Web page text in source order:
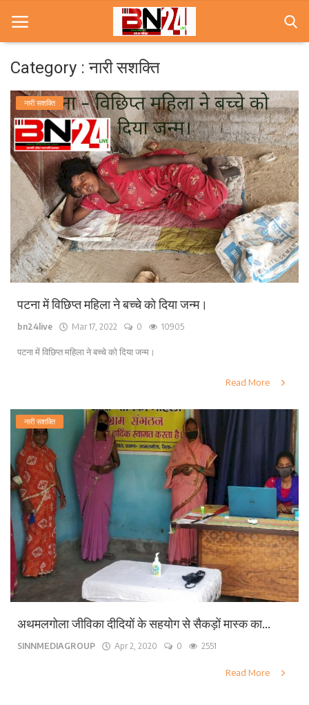
Home
खबरे
खेल
करियर
स्त्री
राज्य
कृषि
मूवी मसाला
लाइफ स्टाइल
अन्य
Category : नारी सशक्ति
नारी सशक्ति
पटना में विछिप्त महिला ने बच्चे को दिया जन्म।
bn24live Mar 17, 2022 0 10905
पटना में विछिप्त महिला ने बच्चे को दिया जन्म।
Read More
नारी सशक्ति
अथमलगोला जीविका दीदियों के सहयोग से सैकड़ों मास्क का...
SINNMEDIAGROUP Apr 2, 2020 0 2551
Read More